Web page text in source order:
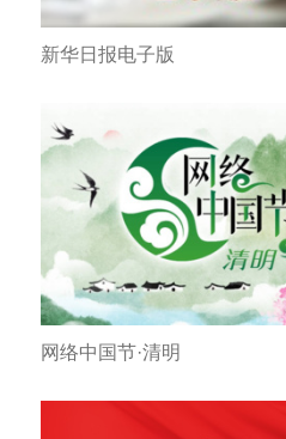
新华日报电子版
网络中国节·清明